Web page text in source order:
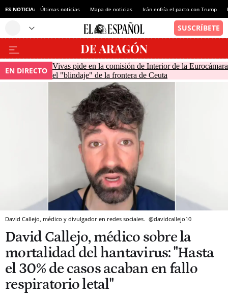
ES NOTICIA: Últimas noticias Mapa de noticias Irán enfría el pacto con Trump
EN DIRECTO Vivas pide en la comisión de Interior de la Eurocámara
el "blindaje" de la frontera de Ceuta
David Callejo, médico y divulgador en redes sociales. @davidcallejo10
David Callejo, médico sobre la
mortalidad del hantavirus: "Hasta
el 30% de casos acaban en fallo
respiratorio letal"